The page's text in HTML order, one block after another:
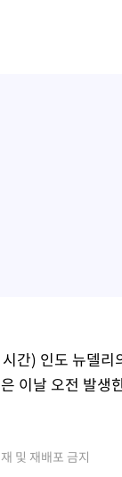
간) 인도 뉴델
이날 오전 발
및 재배포 금지